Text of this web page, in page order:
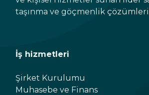
taşınma ve göçmenlik
İş hizmetleri
Şirket Kurulumu
Muhasebe ve Finans